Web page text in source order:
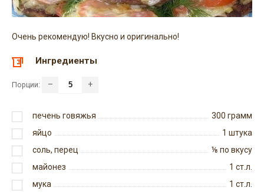
Очень рекомендую! Вкусно и оригинально!
Ингредиенты
Порции: – +
печень говяжья 300 грамм
яйцо
1 штука
соль, перец
⅛ по вкусу
майонез
1 ст.л.
мука
1 ст.л.